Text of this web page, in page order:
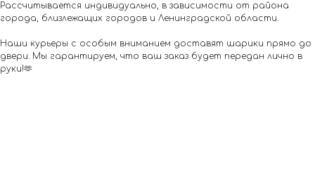
Рассчитывается индивидуально, в зависимости от района
города, близлежащих городов и Ленинградской области.
Наши курьеры с особым вниманием доставят шарики прямо до
двери. Мы гарантируем, что ваш заказ будет передан лично в
руки!🫶